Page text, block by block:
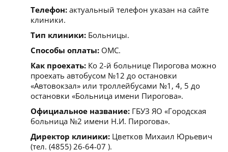
Телефон: актуальный телефон указан на сайте
клиники.
Тип клиники: Больницы.
Способы оплаты: ОМС.
Как проехать: Ко 2-й больнице Пирогова можно
проехать автобусом №12 до остановки
«Автовокзал» или троллейбусами №1, 4, 5 до
остановки «Больница имени Пирогова».
Официальное название: ГБУЗ ЯО «Городская
больница №2 имени Н.И. Пирогова».
Директор клиники: Цветков Михаил Юрьевич
(тел. (4855) 26-64-07 ).